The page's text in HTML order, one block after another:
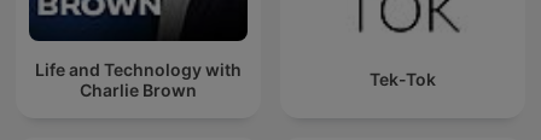
Life and Technology with
Charlie Brown
Tek-Tok